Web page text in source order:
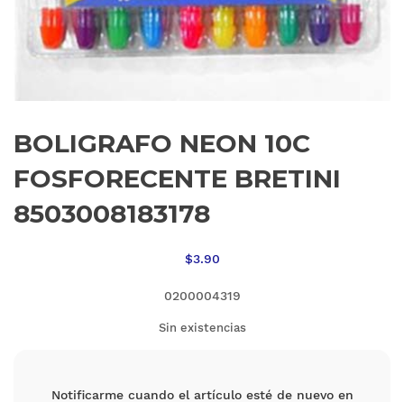
BOLIGRAFO NEON 10C
FOSFORECENTE BRETINI
8503008183178
$3.90
0200004319
Sin existencias
Notificarme cuando el artículo esté de nuevo en